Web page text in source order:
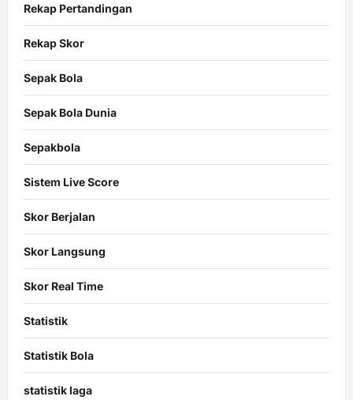
Rekap Pertandingan
Rekap Skor
Sepak Bola
Sepak Bola Dunia
Sepakbola
Sistem Live Score
Skor Berjalan
Skor Langsung
Skor Real Time
Statistik
Statistik Bola
statistik laga